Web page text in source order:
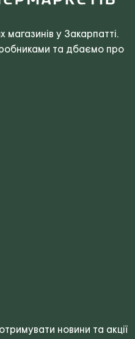
у Закарпатті.
та дбаємо про
новини та акції